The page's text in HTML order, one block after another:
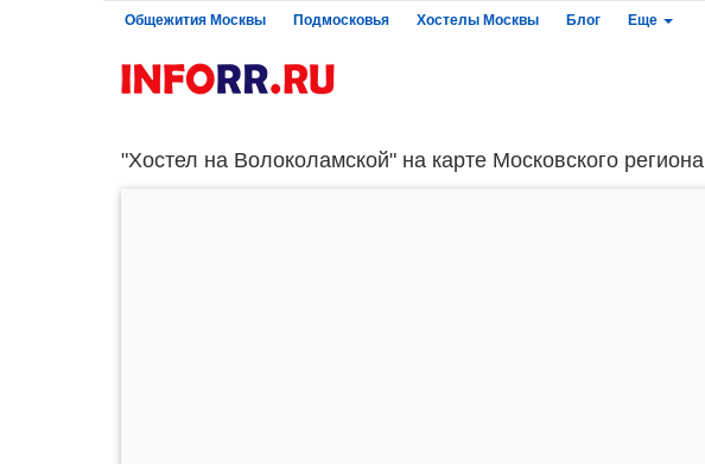
Общежития Москвы Подмосковья Хостелы Москвы Блог Еще
"Хостел на Волоколамской" на карте Московского региона